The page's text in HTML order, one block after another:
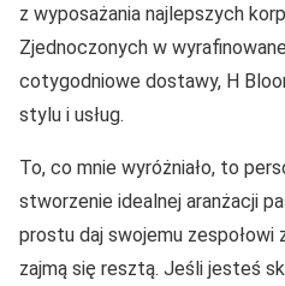
z wyposażania najlepszych
Zjednoczonych w
cotygodniowe dostawy, H
stylu i usług.
To, co mnie wyróżniało, to
stworzenie idealnej aranżacji
prostu daj swojemu zespołowi
zajmą się resztą. Jeśli jesteś